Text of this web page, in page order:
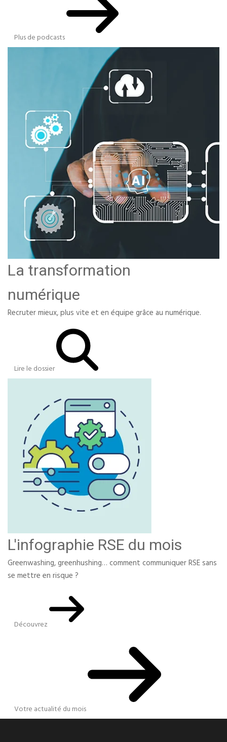
Plus de podcasts
La transformation
numérique
Recruter mieux, plus vite et en équipe grâce au numérique.
Lire le dossier
L'infographie RSE du mois
Greenwashing, greenhushing… comment communiquer RSE sans
se mettre en risque ?
Découvrez
Votre actualité du mois